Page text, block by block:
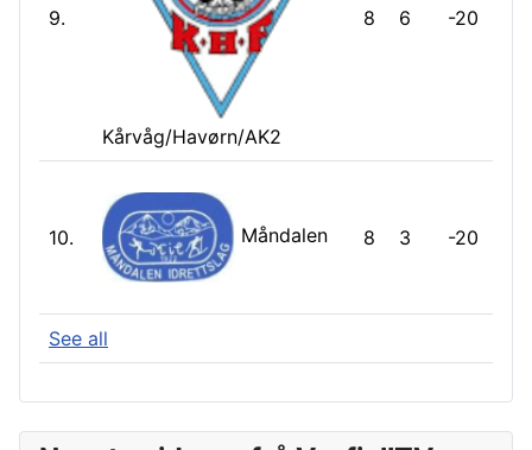
9.
Kårvåg/Havørn/AK2
8 6 -20
10. Måndalen 8 3 -20
See all